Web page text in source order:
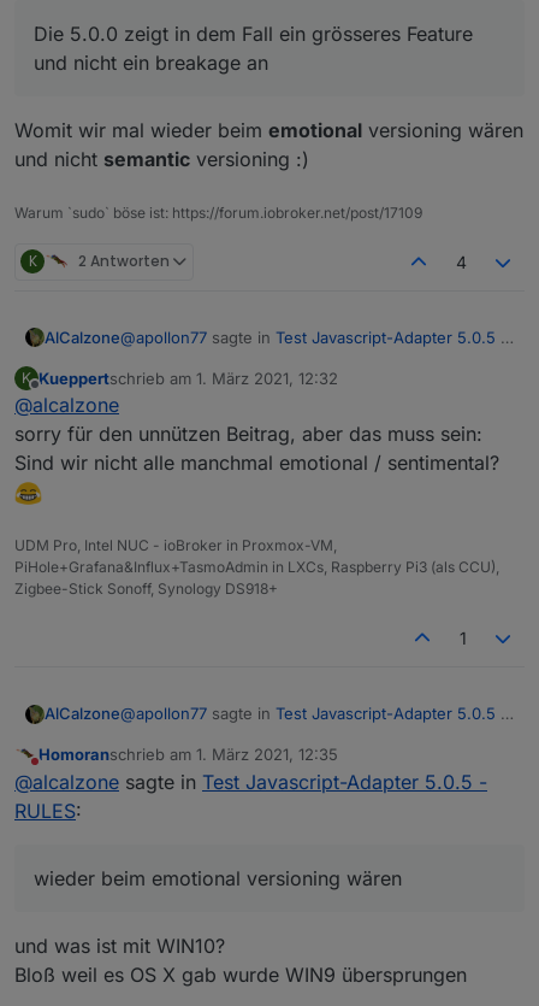
mega low ...
Die 5.0.0 zeigt in dem Fall ein grösseres Feature und
nicht ein breakage an :-)
Die 5.0.0 zeigt in dem Fall ein grösseres Feature
und nicht ein breakage an
Womit wir mal wieder beim emotional versioning wären
und nicht semantic versioning :)
Warum `sudo` böse ist: https://forum.iobroker.net/post/17109
K 2 Antworten 4
AlCalzone@apollon77 sagte in Test Javascript-Adapter 5.0.5 -
Feature und nicht ein breakage an
Womit wir mal wieder beimemotionalversioning
wären und nichtsemanticversioning :)
K
Offline
Kueppertschrieb am 1. März 2021, 12:32
zuletzt editiert von
@alcalzone
sorry für den unnützen Beitrag, aber das muss sein:
Sind wir nicht alle manchmal emotional / sentimental?
UDM Pro, Intel NUC - ioBroker in Proxmox-VM,
PiHole+Grafana&Influx+TasmoAdmin in LXCs, Raspberry Pi3 (als CCU),
Zigbee-Stick Sonoff, Synology DS918+
1
AlCalzone@apollon77 sagte in Test Javascript-Adapter 5.0.5 -
Die 5.0.0 zeigt in dem Fall ein grösseres
Nicht stören
Homoranschrieb am 1. März 2021, 12:35
zuletzt editiert von
@alcalzone sagte in Test Javascript-Adapter 5.0.5 -
RULES:
wieder beim emotional versioning wären
und was ist mit WIN10?
Bloß weil es OS X gab wurde WIN9 übersprungen